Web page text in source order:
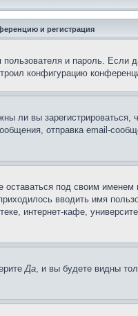
и регистрация
и пароль.
конфигурацию
ли вы
отправка email-
оставаться под своим именем
вводить имя
интернет-кафе,
Да, и вы будете видны